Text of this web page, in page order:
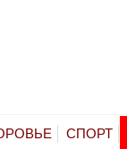
СПОРТ